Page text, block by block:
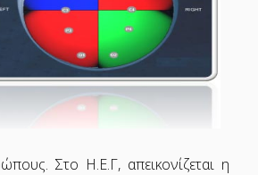
Στο Η.Ε.Γ, απεικονίζεται η